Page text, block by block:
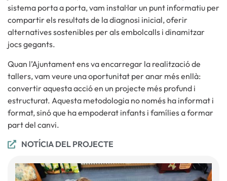
sistema porta a porta, vam instal·lar un punt informatiu per
compartir els resultats de la diagnosi inicial, oferir
alternatives sostenibles per als embolcalls i dinamitzar
jocs gegants.
Quan l’Ajuntament ens va encarregar la realització de
tallers, vam veure una oportunitat per anar més enllà:
convertir aquesta acció en un projecte més profund i
estructurat. Aquesta metodologia no només ha informat i
format, sinó que ha empoderat infants i famílies a formar
part del canvi.
NOTÍCIA DEL PROJECTE